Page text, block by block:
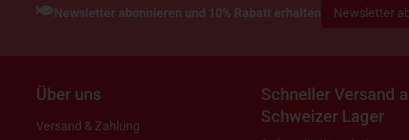
Newsletter abonnieren und 10% Rabatt erhalten Newsletter
Über uns
Versand & Zahlung
Schneller Versand
Schweizer Lager